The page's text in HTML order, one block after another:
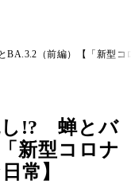
（前編）【「新型コ
し!? 蝉とバ
新型コロナ
常】